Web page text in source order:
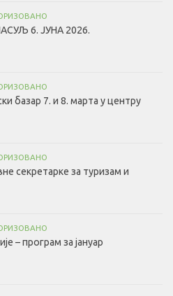
6. ЈУНА 2026.
базар 7. и 8. марта у центру
секретарке за туризам и
– програм за јануар